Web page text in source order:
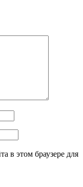
в этом браузере для